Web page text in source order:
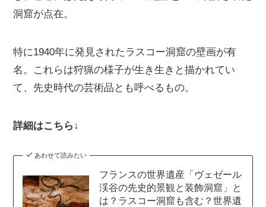
洞窟が点在。
特に1940年に発見されたラスコー洞窟の壁画が有
名。これらは狩猟の様子が生き生きと描かれてい
て、先史時代の芸術品とも呼べるもの。
詳細はこちら↓
あわせて読みたい
フランスの世界遺産「ヴェゼール
渓谷の先史的景観と装飾洞窟」と
は？ラスコー洞窟も含む？世界遺